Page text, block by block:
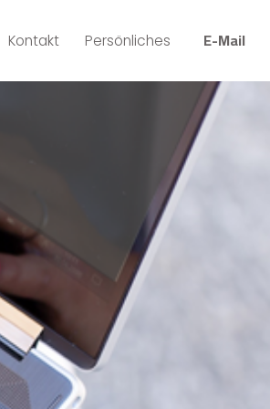
Kontakt Persönliches E-Mail